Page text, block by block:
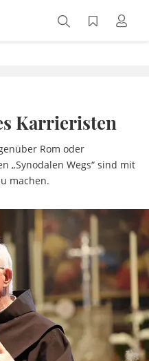
Karrieristen
Rom oder
„Synodalen Wegs“ sind mit
machen.